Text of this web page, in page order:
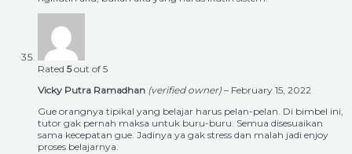
Rated 5out of 5
Vicky Putra Ramadhan (verified owner) – February 15, 2022
Gue orangnya tipikal yang belajar harus pelan-pelan. Di bimbel ini,
tutor gak pernah maksa untuk buru-buru. Semua disesuaikan
sama kecepatan gue. Jadinya ya gak stress dan malah jadi enjoy
proses belajarnya.